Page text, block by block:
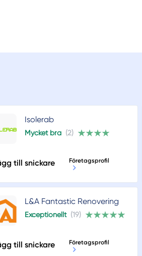
Isolerab
Mycket bra (2)
till snickare Företagsprofil
L&A Fantastic Renovering
Exceptionellt (19)
till snickare Företagsprofil